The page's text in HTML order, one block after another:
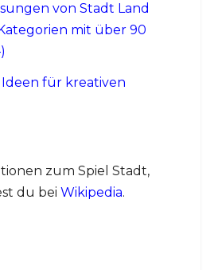
von Stadt Land
mit über 90
Ideen für kreativen
zum Spiel Stadt,
du bei Wikipedia.